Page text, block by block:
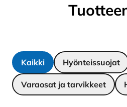
Kaikki Hyönteissuojat
Varaosat ja tarvikkeet